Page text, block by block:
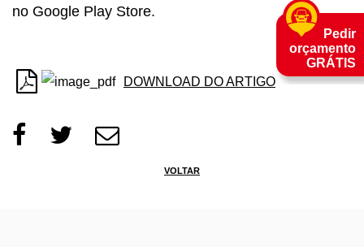
no Google Play Store.
DOWNLOAD DO ARTIGO
VOLTAR
Pedir
orçamento
GRÁTIS